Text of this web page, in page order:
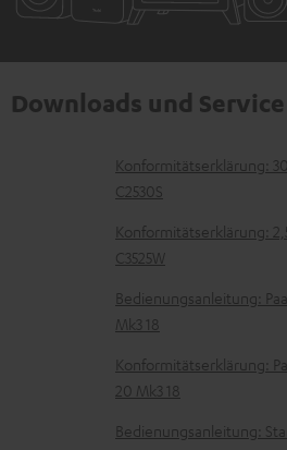
Downloads und Service
D
o
k
u
m
e
n
t
e
Konformitätserklärung:
C2530S
Konformitätserklärung:
C3525W
Bedienungsanleitung:
Mk3 18
Konformitätserklärung:
20 Mk3 18
Bedienungsanleitung: